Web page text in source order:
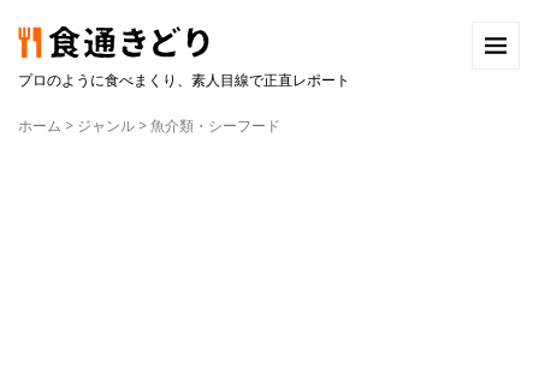
プロのように食べまくり、素人目線で正直レポート
ホーム > ジャンル >魚介類・シーフード